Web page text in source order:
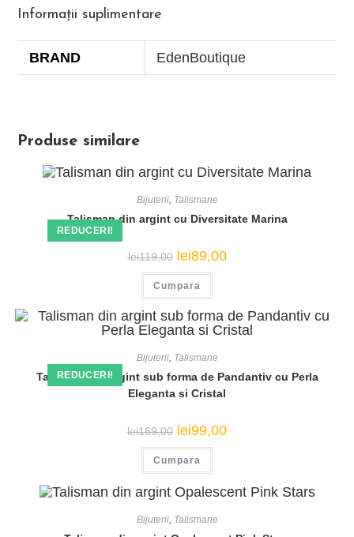
Informații suplimentare
BRAND EdenBoutique
Produse similare
REDUCERI!
Bijuterii, Talismane
Talisman din argint cu Diversitate Marina
lei119,00 Prețul
inițial
a
fost:
lei119,00.
lei89,00Prețul
Cumpara
REDUCERI!
Bijuterii, Talismane
Talisman din argint sub forma de Pandantiv cu Perla
Eleganta si Cristal
lei169,00 Prețul
inițial
a
fost:
lei169,00.
lei99,00Prețul
Cumpara
Bijuterii, Talismane